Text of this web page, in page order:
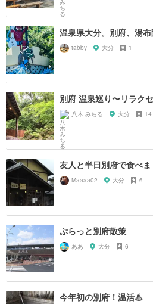
温泉県大分。別府、湯布
tabby 大分 1
別府 温泉巡り〜リラク
八木 みちる 大分 14
友人と半日別府で食べ
Maaaa02 大分 6
ぷらっと別府散策
ああ 大分 6
今年初の別府！温活♨